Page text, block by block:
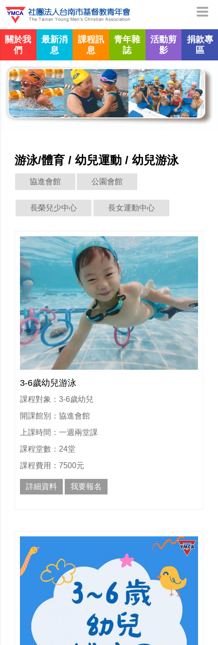
關於我
們
最新消
息
課程訊
息
青年雜
誌
活動剪
影
捐款專
區
游泳/體育 / 幼兒運動 / 幼兒游泳
協進會館 公園會館
長榮兒少中心 長女運動中心
3-6歲幼兒游泳
課程對象：3-6歲幼兒
開課館別：協進會館
上課時間：一週兩堂課
課程堂數：24堂
課程費用：7500元
詳細資料 我要報名